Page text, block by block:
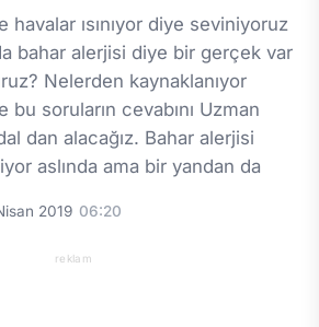
havalar ısınıyor diye seviniyoruz
bahar alerjisi diye bir gerçek var
Nelerden kaynaklanıyor
bu soruların cevabını Uzman
dan alacağız. Bahar alerjisi
aslında ama bir yandan da
2019 06:20
reklam